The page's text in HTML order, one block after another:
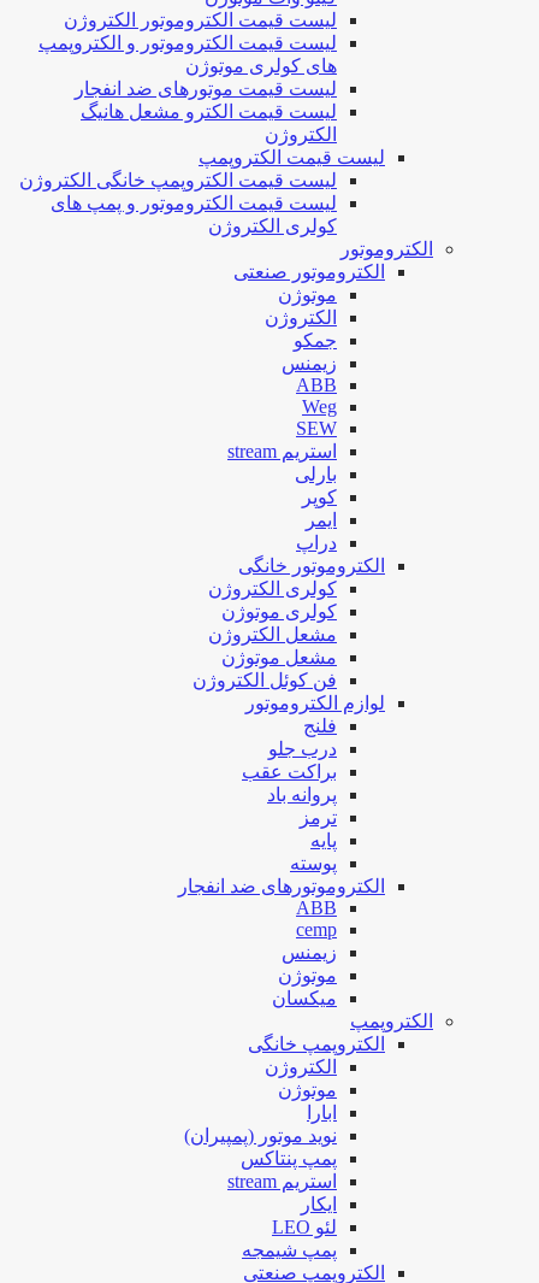
لیست قیمت الکتروموتور الکتروژن
لیست قیمت الکتروموتور و الکتروپمپ
های کولری موتوژن
لیست قیمت موتورهای ضد انفجار
لیست قیمت الکترو مشعل هانیگ
الکتروژن
لیست قیمت الکتروپمپ
لیست قیمت الکتروپمپ خانگی الکتروژن
لیست قیمت الکتروموتور و پمپ های
کولری الکتروژن
الکتروموتور
الکتروموتور صنعتی
موتوژن
الکتروژن
جمکو
زیمنس
ABB
Weg
SEW
استریم stream
بارلی
کوپر
ایمر
دراپ
الکتروموتور خانگی
کولری الکتروژن
کولری موتوژن
مشعل الکتروژن
مشعل موتوژن
فن کوئل الکتروژن
لوازم الکتروموتور
فلنج
درب جلو
براکت عقب
پروانه باد
ترمز
پایه
پوسته
الکتروموتورهای ضد انفجار
ABB
cemp
زیمنس
موتوژن
میکسان
الکتروپمپ
الکتروپمپ خانگی
الکتروژن
موتوژن
ابارا
نوید موتور (پمپیران)
پمپ پنتاکس
استریم stream
ایکار
لئو LEO
پمپ شیمجه
الکتروپمپ صنعتی